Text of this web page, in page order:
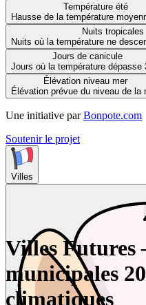
Température été
Hausse de la température
Nuits tropicales
Nuits où la température ne
Jours de canicule
Jours où la température dépasse
Élévation niveau mer
Élévation prévue du niveau de la
Une initiative par Bonpote.com
Soutenir le projet
Villes
Villes
municipales
climatiques